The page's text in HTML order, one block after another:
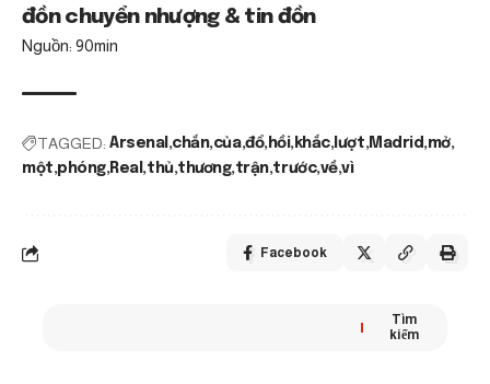
đồn chuyển nhượng & tin đồn
Nguồn: 90min
TAGGED: Arsenal chắn của đổ hồi khắc lượt Madrid mở
một phóng Real thủ thương trận trước về vì
Facebook
Tìm
kiếm